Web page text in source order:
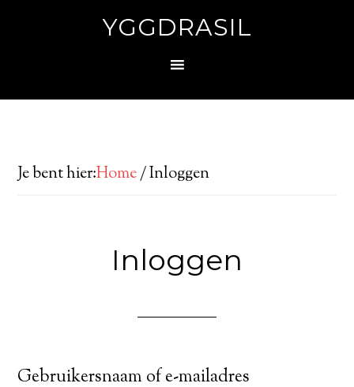
YGGDRASIL
Je bent hier:Home/Inloggen
Inloggen
Gebruikersnaam of e-mailadres